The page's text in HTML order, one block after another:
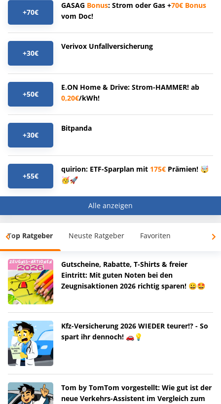
+70€
GASAG Bonus: Strom oder Gas +70€ Bonus
vom Doc!
+30€
Verivox Unfallversicherung
+50€
E.ON Home & Drive: Strom-HAMMER! ab
0,20€/kWh!
+30€
Bitpanda
+55€
quirion: ETF-Sparplan mit 175€ Prämien! 🤯
🥳🚀
Alle anzeigen
Top Ratgeber Neuste Ratgeber Favoriten
Gutscheine, Rabatte, T-Shirts & freier
Eintritt: Mit guten Noten bei den
Zeugnisaktionen 2026 richtig sparen! 😀🤩
Kfz-Versicherung 2026 WIEDER teurer!? - So
spart ihr dennoch! 🚗💡
Tom by TomTom vorgestellt: Wie gut ist der
neue Verkehrs-Assistent im Vergleich zum